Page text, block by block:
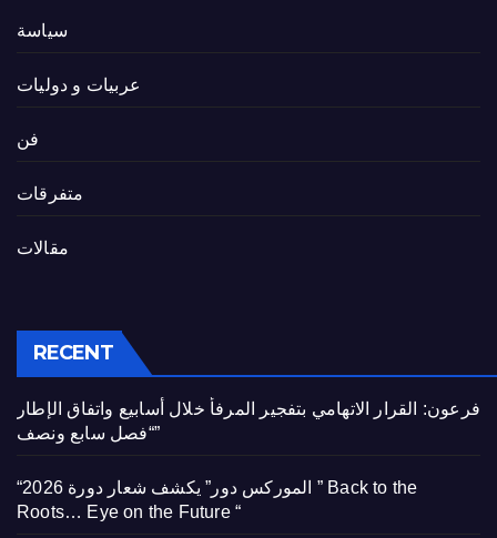
سياسة
عربيات و دوليات
فن
متفرقات
مقالات
RECENT
فرعون: القرار الاتهامي بتفجير المرفأ خلال أسابيع واتفاق الإطار
“فصل سابع ونصف”
“الموركس دور” يكشف شعار دورة 2026 ” Back to the
Roots… Eye on the Future “